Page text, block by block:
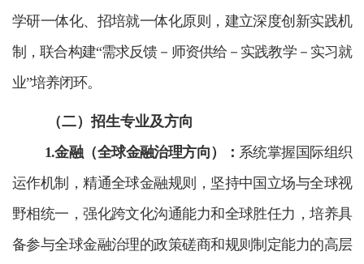
学研一体化、招培就一体化原则，建立深度创新实践机
制，联合构建“需求反馈－师资供给－实践教学－实习就
业”培养闭环。
（二） 招生专业及方向
1.金融（全球金融治理方向）： 系统掌握国际组织
运作机制，精通全球金融规则，坚持中国立场与全球视
野相统一，强化跨文化沟通能力和全球胜任力，培养具
备参与全球金融治理的政策磋商和规则制定能力的高层